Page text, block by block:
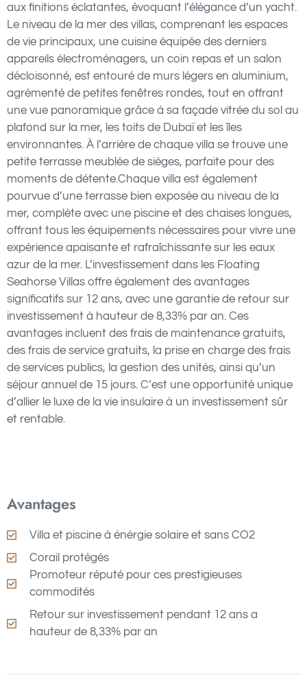
aux finitions éclatantes, évoquant l’élégance d’un yacht.
Le niveau de la mer des villas, comprenant les espaces
de vie principaux, une cuisine équipée des derniers
appareils électroménagers, un coin repas et un salon
décloisonné, est entouré de murs légers en aluminium,
agrémenté de petites fenêtres rondes, tout en offrant
une vue panoramique grâce à sa façade vitrée du sol au
plafond sur la mer, les toits de Dubaï et les îles
environnantes. À l’arrière de chaque villa se trouve une
petite terrasse meublée de sièges, parfaite pour des
moments de détente.Chaque villa est également
pourvue d’une terrasse bien exposée au niveau de la
mer, complète avec une piscine et des chaises longues,
offrant tous les équipements nécessaires pour vivre une
expérience apaisante et rafraîchissante sur les eaux
azur de la mer. L’investissement dans les Floating
Seahorse Villas offre également des avantages
significatifs sur 12 ans, avec une garantie de retour sur
investissement à hauteur de 8,33% par an. Ces
avantages incluent des frais de maintenance gratuits,
des frais de service gratuits, la prise en charge des frais
de services publics, la gestion des unités, ainsi qu’un
séjour annuel de 15 jours. C’est une opportunité unique
d’allier le luxe de la vie insulaire à un investissement sûr
et rentable.
Avantages
Villa et piscine à énérgie solaire et sans CO2
Corail protégés
Promoteur réputé pour ces prestigieuses
commodités
Retour sur investissement pendant 12 ans a
hauteur de 8,33% par an